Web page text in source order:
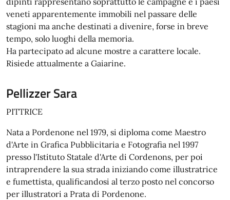
veneti apparentemente immobili nel passare delle
stagioni ma anche destinati a divenire, forse in breve
tempo, solo luoghi della memoria.
Ha partecipato ad alcune mostre a carattere locale.
Risiede attualmente a Gaiarine.
Pellizzer Sara
PITTRICE
Nata a Pordenone nel 1979, si diploma come Maestro
d'Arte in Grafica Pubblicitaria e Fotografia nel 1997
presso l'Istituto Statale d'Arte di Cordenons, per poi
intraprendere la sua strada iniziando come illustratrice
e fumettista, qualificandosi al terzo posto nel concorso
per illustratori a Prata di Pordenone.